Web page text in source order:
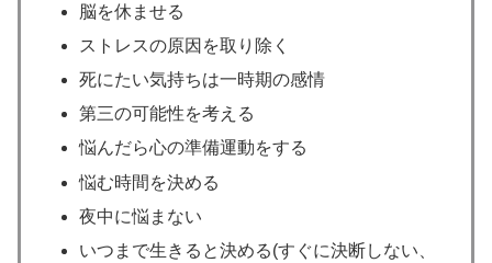
脳を休ませる
ストレスの原因を取り除く
死にたい気持ちは一時期の感情
第三の可能性を考える
悩んだら心の準備運動をする
悩む時間を決める
夜中に悩まない
いつまで生きると決める(すぐに決断しない、